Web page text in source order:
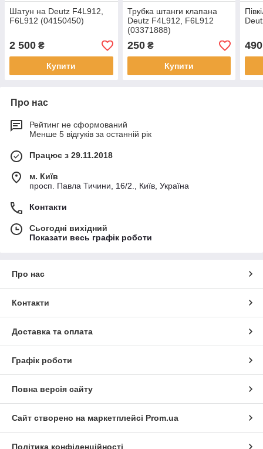
Шатун на Deutz F4L912,
F6L912 (04150450)
2 500 ₴
Купити
Трубка штанги клапана
Deutz F4L912, F6L912
(03371888)
250₴
Купити
490
Про нас
Рейтинг не сформований
Менше 5 відгуків за останній рік
Працює з 29.11.2018
м. Київ
просп. Павла Тичини, 16/2., Київ, Україна
Контакти
Сьогодні вихідний
Показати весь графік роботи
Про нас
Контакти
Доставка та оплата
Графік роботи
Повна версія сайту
Сайт створено на маркетплейсі Prom.ua
Політика конфіденційності